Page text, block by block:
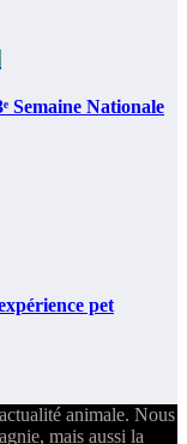
Semaine Nationale
pet
animale. Nous
mais aussi la